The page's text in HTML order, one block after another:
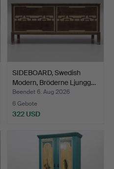
SIDEBOARD, Swedish
Modern, Bröderne Ljungg…
Beendet 6. Aug 2026
6 Gebote
322 USD